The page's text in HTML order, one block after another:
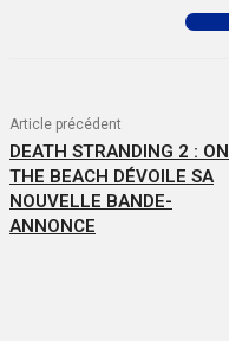
Article précédent
DEATH STRANDING 2 : ON
THE BEACH DÉVOILE SA
NOUVELLE BANDE-
ANNONCE